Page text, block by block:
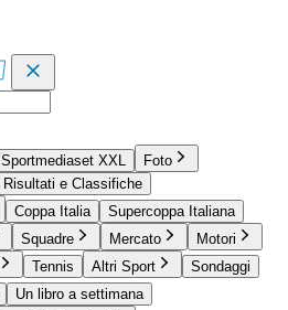
Sportmediaset XXL
Foto
Risultati e Classifiche
Coppa Italia
Supercoppa Italiana
Squadre Mercato
Motori
Tennis Altri Sport
Sondaggi
Un libro a settimana